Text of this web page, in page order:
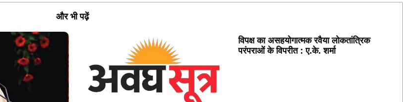
और भी पढ़ें
विपक्ष का असहयोगात्मक रवैया लोकतांत्रिक
परंपराओं के विपरीत : ए.के. शर्मा